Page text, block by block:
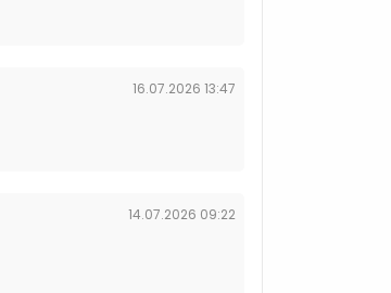
16.07.2026 13:47
14.07.2026 09:22